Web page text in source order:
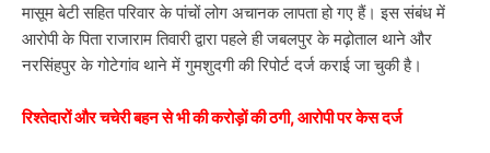
मासूम बेटी सहित परिवार के पांचों लोग अचानक लापता हो गए हैं। इस संबंध में
आरोपी के पिता राजाराम तिवारी द्वारा पहले ही जबलपुर के मढ़ोताल थाने और
नरसिंहपुर के गोटेगांव थाने में गुमशुदगी की रिपोर्ट दर्ज कराई जा चुकी है।
रिश्तेदारों और चचेरी बहन से भी की करोड़ों की ठगी, आरोपी पर केस दर्ज